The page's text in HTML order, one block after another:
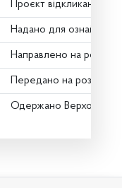
Проєкт відкликано
Надано для
Направлено на
Передано на розгляд
Одержано Верховною